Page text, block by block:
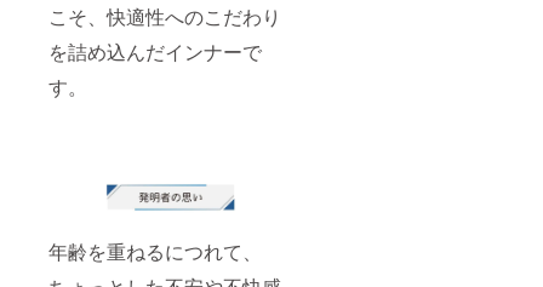
こそ、快適性へのこだわり
を詰め込んだインナーで
す。
年齢を重ねるにつれて、